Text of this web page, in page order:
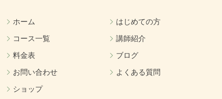
ホーム
はじめての方
コース一覧
講師紹介
料金表
ブログ
お問い合わせ
よくある質問
ショップ